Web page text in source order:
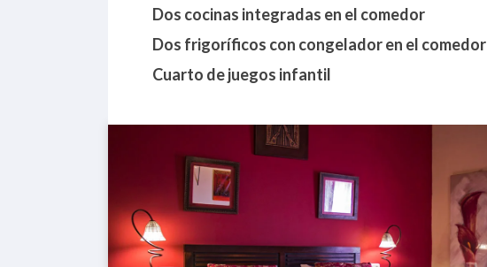
Dos cocinas integradas en el comedor
Dos frigoríficos con congelador en el comedor
Cuarto de juegos infantil